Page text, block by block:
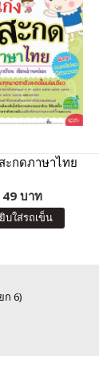
ะกดภาษาไทย
49 บาท
บใส่รถเข็น
ก 6)